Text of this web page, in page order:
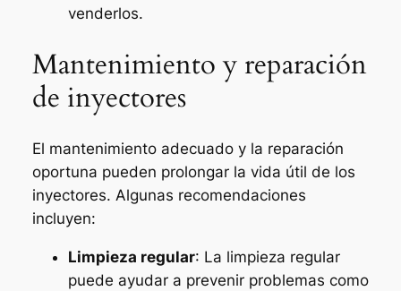
venderlos.
Mantenimiento y reparación
de inyectores
El mantenimiento adecuado y la reparación
oportuna pueden prolongar la vida útil de los
inyectores. Algunas recomendaciones
incluyen:
Limpieza regular: La limpieza regular
puede ayudar a prevenir problemas como